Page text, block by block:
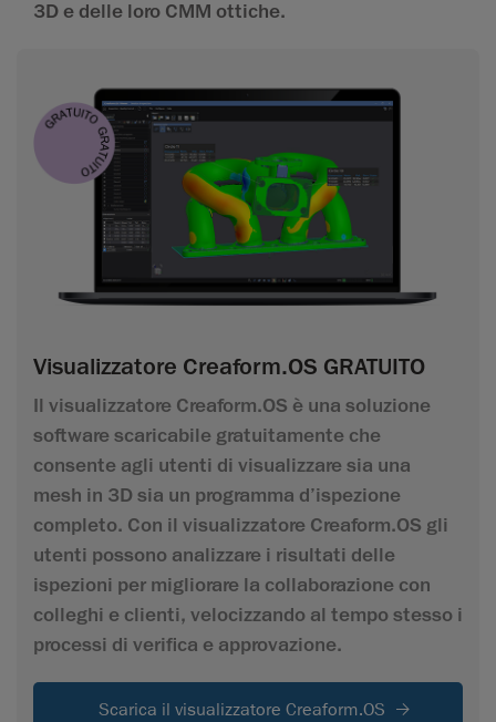
3D e delle loro CMM ottiche.
Visualizzatore Creaform.OS GRATUITO
Il visualizzatore Creaform.OS è una soluzione
software scaricabile gratuitamente che
consente agli utenti di visualizzare sia una
mesh in 3D sia un programma d’ispezione
completo. Con il visualizzatore Creaform.OS gli
utenti possono analizzare i risultati delle
ispezioni per migliorare la collaborazione con
colleghi e clienti, velocizzando al tempo stesso i
processi di verifica e approvazione.
Scarica il visualizzatore Creaform.OS